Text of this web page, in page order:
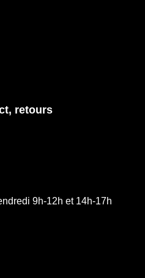
retours
9h-12h et 14h-17h